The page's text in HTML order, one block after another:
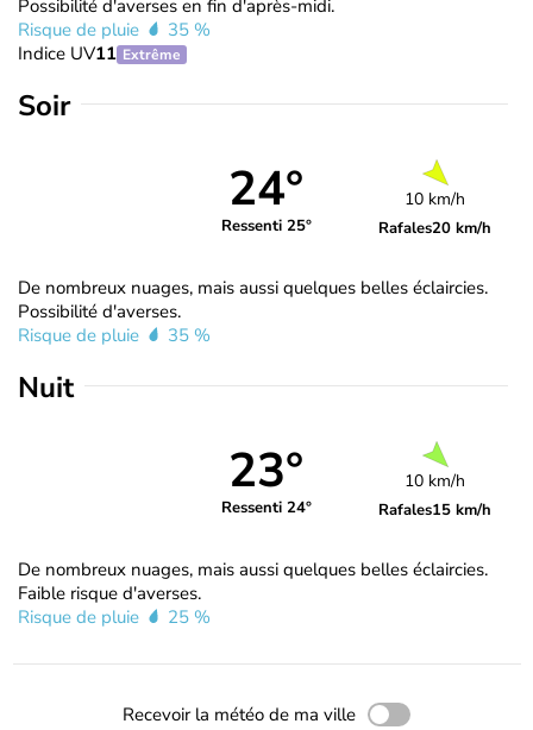
Possibilité d'averses en fin d'après-midi.
Risque de pluie
35 %
Indice UV11 Extrême
Soir
24°
Ressenti 25°
10 km/h
Rafales20 km/h
De nombreux nuages, mais aussi quelques belles éclaircies.
Possibilité d'averses.
Risque de pluie
35 %
Nuit
23°
Ressenti 24°
10 km/h
Rafales15 km/h
De nombreux nuages, mais aussi quelques belles éclaircies.
Faible risque d'averses.
Risque de pluie
25 %
Recevoir la météo de ma ville